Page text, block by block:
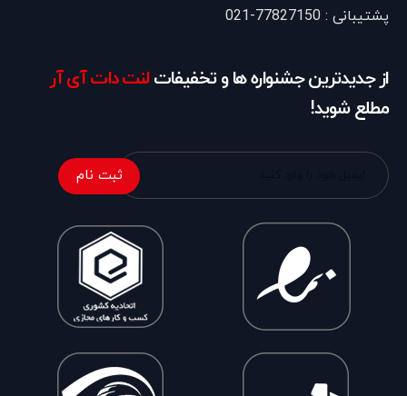
پشتیبانی : 77827150-021
از جدیدترین جشنواره ها و تخفیفاتلنت دات آی آر
مطلع شوید!
ثبت نام